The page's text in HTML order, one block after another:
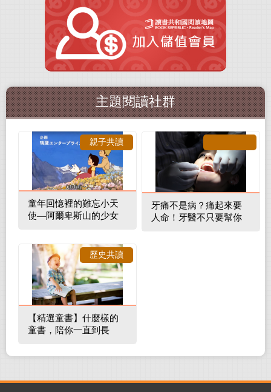
主題閱讀社群
童年回憶裡的難忘小天
使—阿爾卑斯山的少女
親子共讀
牙痛不是病？痛起來要
人命！牙醫不只要幫你
【精選童書】什麼樣的
童書，陪你一直到長
歷史共讀